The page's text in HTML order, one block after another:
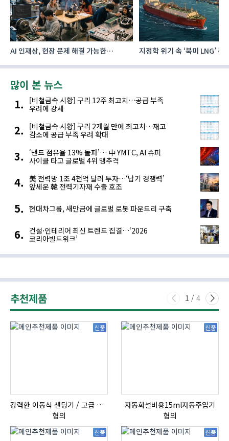
AI 인재상, 현장 문제 해결 가능한
지정학 위기 속 ‘북미 LNG’
많이 본 뉴스
[비철금속 시황] 구리 12주 최고치…공급 부족
우려에 강세
[비철금속 시황] 구리 2개월 만에 최고치…재고
감소에 공급 부족 우려 확대
‘낸드 점유율 13% 돌파’… 中 YMTC, AI 슈퍼
사이클 타고 글로벌 4위 맹추격
美 전력망 1조 4천억 달러 투자…‘납기 경쟁력’
앞세운 韓 전력기자재 수출 호조
현대차그룹, 새만금에 글로벌 로봇 파운드리 구축
건설·인테리어 최신 트렌드 집결…‘2026
코리아빌드위크’
추천제품 1 / 4
신품
강력한 이동식 샌딩기 / 고급 이태리 IBIX샌드블라스터
협의
신품
자동화설비용15ml자동주입기
협의
신품 신품